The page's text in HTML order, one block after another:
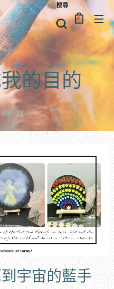
搜尋
的目的
21
宇宙的藍手